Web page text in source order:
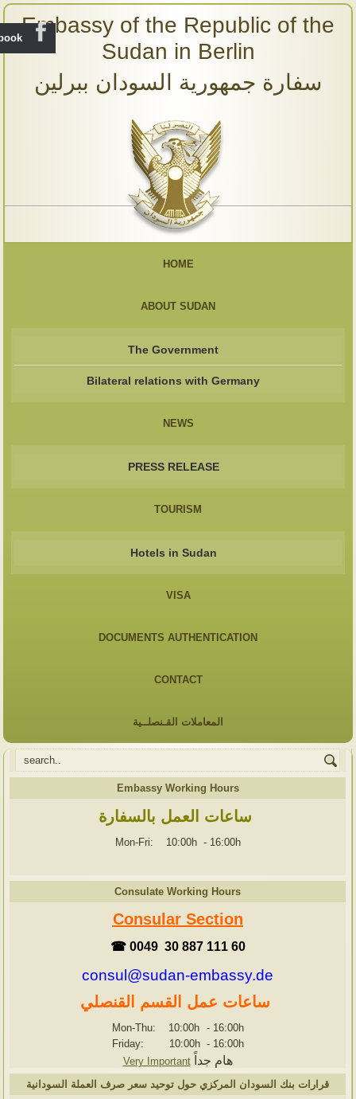
Embassy of the Republic of the
Sudan in Berlin
سفارة جمهورية السودان ببرلين
HOME
ABOUT SUDAN
The Government
Bilateral relations with Germany
NEWS
PRESS RELEASE
TOURISM
Hotels in Sudan
VISA
DOCUMENTS AUTHENTICATION
CONTACT
المعاملات القـنصلــية
Embassy Working Hours
ساعات العمل بالسفارة
Mon-Fri: 10:00h - 16:00h
Consulate Working Hours
Consular Section
☎ 0049 30 887 111 60
consul@sudan-embassy.de
ساعات عمل القسم القنصلي
Mon-Thu: 10:00h - 16:00h
Friday: 10:00h - 16:00h
Very Important
هام جداً
قرارات بنك السودان المركزي حول توحيد سعر صرف العملة السودانية